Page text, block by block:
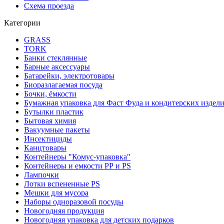
Схема проезда
Категории
GRASS
TORK
Банки стеклянные
Барные аксессуары
Батарейки, электротовары
Биоразлагаемая посуда
Бочки, ёмкости
Бумажная упаковка для Фаст Фуда и кондитерских
Бутылки пластик
Бытовая химия
Вакуумные пакеты
Инсектициды
Канцтовары
Контейнеры "Комус-упаковка"
Контейнеры и емкости РР и PS
Лампочки
Лотки вспененные PS
Мешки для мусора
Наборы одноразовой посуды
Новогодняя продукция
Новогодняя упаковка для детских подарков